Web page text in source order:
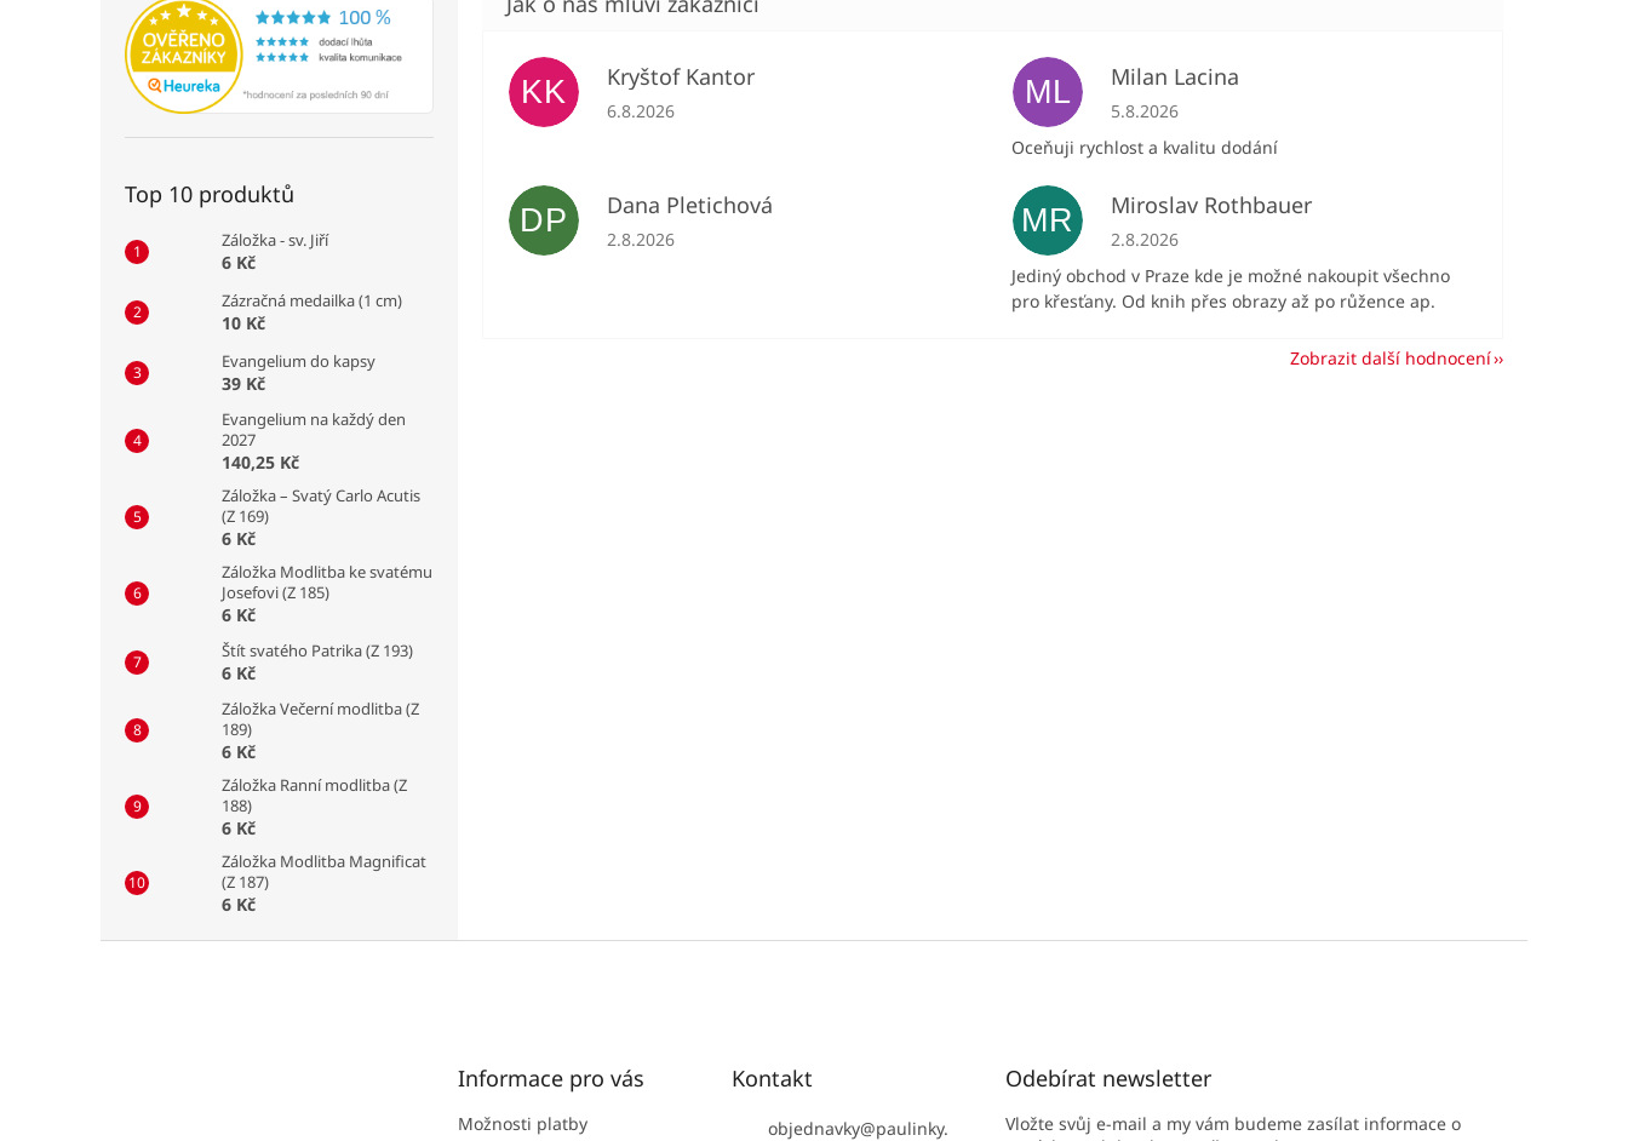
Top 10 produktů
Záložka - sv. Jiří
6 Kč
Zázračná medailka (1 cm)
10 Kč
Evangelium do kapsy
39 Kč
Evangelium na každý den
2027
140,25 Kč
Záložka – Svatý Carlo Acutis
(Z 169)
6 Kč
Záložka Modlitba ke svatému
Josefovi (Z 185)
6 Kč
Štít svatého Patrika (Z 193)
6 Kč
Záložka Večerní modlitba (Z
189)
6 Kč
Záložka Ranní modlitba (Z
188)
6 Kč
Záložka Modlitba Magnificat
(Z 187)
6 Kč
KK Kryštof Kantor
Hodnocení obchodu je 5 z 5 hvězdiček.
6.8.2026
ML Milan Lacina
Hodnocení obchodu je 5 z 5 hvězdiček.
5.8.2026
Oceňuji rychlost a kvalitu dodání
DP Dana Pletichová
Hodnocení obchodu je 5 z 5 hvězdiček.
2.8.2026
MR Miroslav Rothbauer
Hodnocení obchodu je 5 z 5 hvězdiček.
2.8.2026
Jediný obchod v Praze kde je možné nakoupit všechno
pro křesťany. Od knih přes obrazy až po růžence ap.
Zobrazit další hodnocení
Informace pro vás
Možnosti platby
Kontakt
objednavky@paulinky.
Odebírat newsletter
Vložte svůj e-mail a my vám budeme zasílat informace o